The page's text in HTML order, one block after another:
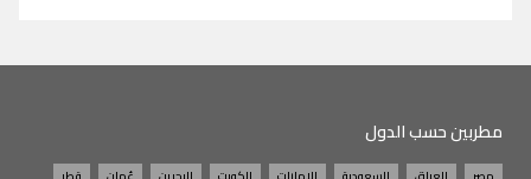
مطربين حسب الدول